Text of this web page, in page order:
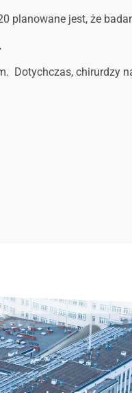
jest, że
Dotychczas, chirurdzy